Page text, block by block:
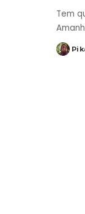
Tem
Posted